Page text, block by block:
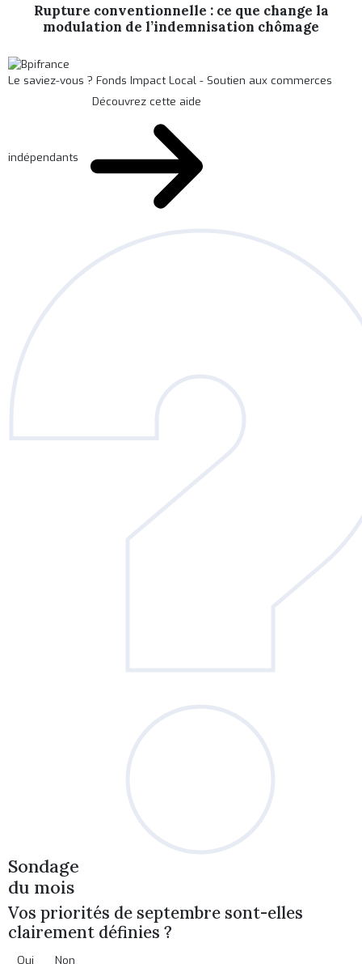
Rupture conventionnelle : ce que change la
modulation de l’indemnisation chômage
Le saviez-vous ?Fonds Impact Local - Soutien aux commerces
indépendants
Découvrez cette aide
Sondage
du mois
Vos priorités de septembre sont-elles
clairement définies ?
Oui
Non